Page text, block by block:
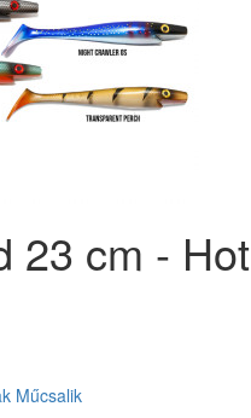
23 cm - Hot
Műcsalik